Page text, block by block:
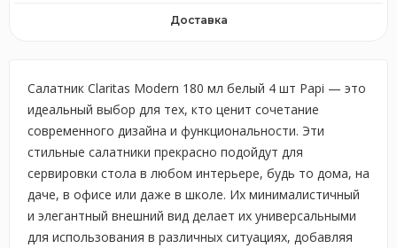
Доставка
Салатник Claritas Modern 180 мл белый 4 шт Papi — это
идеальный выбор для тех, кто ценит сочетание
современного дизайна и функциональности. Эти
стильные салатники прекрасно подойдут для
сервировки стола в любом интерьере, будь то дома, на
даче, в офисе или даже в школе. Их минималистичный
и элегантный внешний вид делает их универсальными
для использования в различных ситуациях, добавляя